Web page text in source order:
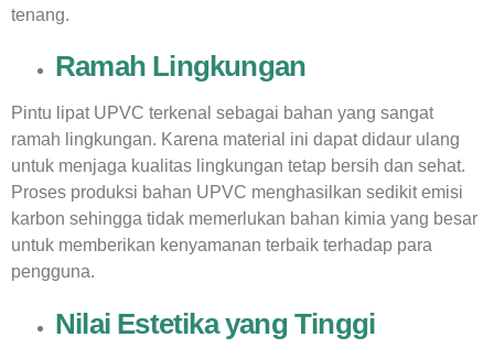
tenang.
Ramah Lingkungan
Pintu lipat UPVC terkenal sebagai bahan yang sangat
ramah lingkungan. Karena material ini dapat didaur ulang
untuk menjaga kualitas lingkungan tetap bersih dan sehat.
Proses produksi bahan UPVC menghasilkan sedikit emisi
karbon sehingga tidak memerlukan bahan kimia yang besar
untuk memberikan kenyamanan terbaik terhadap para
pengguna.
Nilai Estetika yang Tinggi